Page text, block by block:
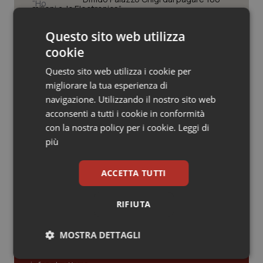
Veneto
Oncoematologia
Psoriasi & pelle
Quotidiano Cardiologia
Quotidiano Oncologia
milioni a Jc Electronics”
Decreto Pnrr. Ok definitivo del Senato:
I e proroga antincendio per gli
Sanità integrativa. Le opposizioni
presentano la loro proposta di
risoluzione. Zaffini (FdI): “Rinviare per
trovare convergenza”
Ultime analisi e review da QS Pro
Cloud sanitario: infrastrutture,
Questo sito web utilizza
cookie
Questo sito web utilizza i cookie per
migliorare la tua esperienza di
navigazione. Utilizzando il nostro sito web
acconsenti a tutti i cookie in conformità
con la nostra policy per i cookie. Leggi di
più
ACCETTA TUTTI
RIFIUTA
MOSTRA DETTAGLI
Necessari Statistici Marketing